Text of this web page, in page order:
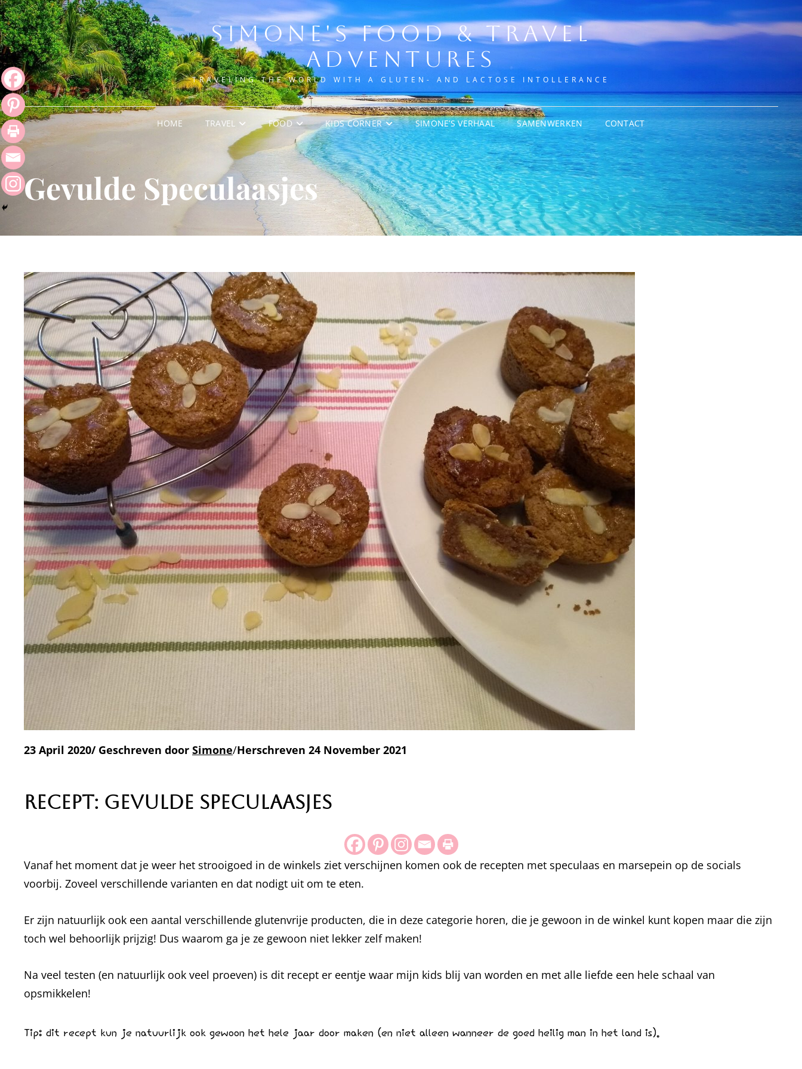
SIMONE'S FOOD & TRAVEL
ADVENTURES
TRAVELING THE WORLD WITH A GLUTEN- AND LACTOSE INTOLLERANCE
HOME TRAVEL FOOD KIDS CORNER SIMONE’S VERHAAL SAMENWERKEN CONTACT
Gevulde Speculaasjes
23 April 2020/ Geschreven door Simone/Herschreven 24 November 2021
Recept: Gevulde Speculaasjes
Vanaf het moment dat je weer het strooigoed in de winkels ziet verschijnen komen ook de recepten met speculaas en marsepein op de socials
voorbij. Zoveel verschillende varianten en dat nodigt uit om te eten.
Er zijn natuurlijk ook een aantal verschillende glutenvrije producten, die in deze categorie horen, die je gewoon in de winkel kunt kopen maar die zijn
toch wel behoorlijk prijzig! Dus waarom ga je ze gewoon niet lekker zelf maken!
Na veel testen (en natuurlijk ook veel proeven) is dit recept er eentje waar mijn kids blij van worden en met alle liefde een hele schaal van
opsmikkelen!
Tip: dit recept kun je natuurlijk ook gewoon het hele jaar door maken (en niet alleen wanneer de goed heilig man in het land is).